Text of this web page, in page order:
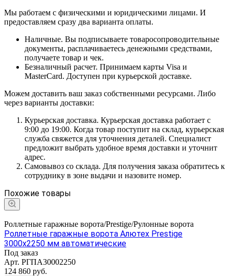
Мы работаем с физическими и юридическими лицами. И
предоставляем сразу два варианта оплаты.
Наличные. Вы подписываете товаросопроводительные
документы, расплачиваетесь денежными средствами,
получаете товар и чек.
Безналичный расчет. Принимаем карты Visa и
MasterCard. Доступен при курьерской доставке.
Можем доставить ваш заказ собственными ресурсами. Либо
через варианты доставки:
Курьерская доставка. Курьерская доставка работает с
9:00 до 19:00. Когда товар поступит на склад, курьерская
служба свяжется для уточнения деталей. Специалист
предложит выбрать удобное время доставки и уточнит
адрес.
Самовывоз со склада. Для получения заказа обратитесь к
сотруднику в зоне выдачи и назовите номер.
Похожие товары
Роллетные гаражные ворота/Prestige/Рулонные ворота
Роллетные гаражные ворота Алютех Prestige
3000x2250 мм автоматические
Под заказ
Арт. РГПА30002250
124 860 руб.